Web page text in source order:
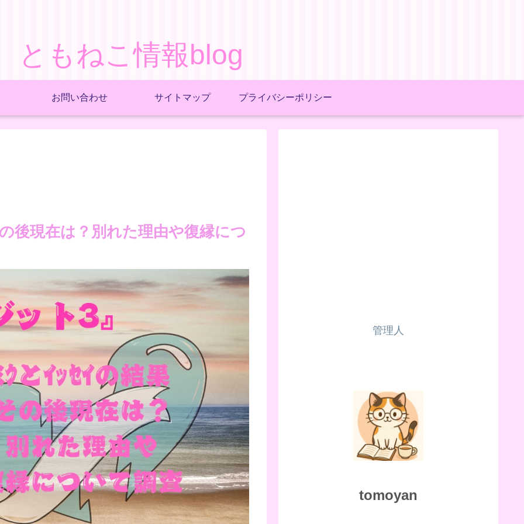
ともねこ情報blog
お問い合わせ サイトマップ プライバシーポリシー
後現在は？別れた理由や復縁につ
管理人
tomoyan